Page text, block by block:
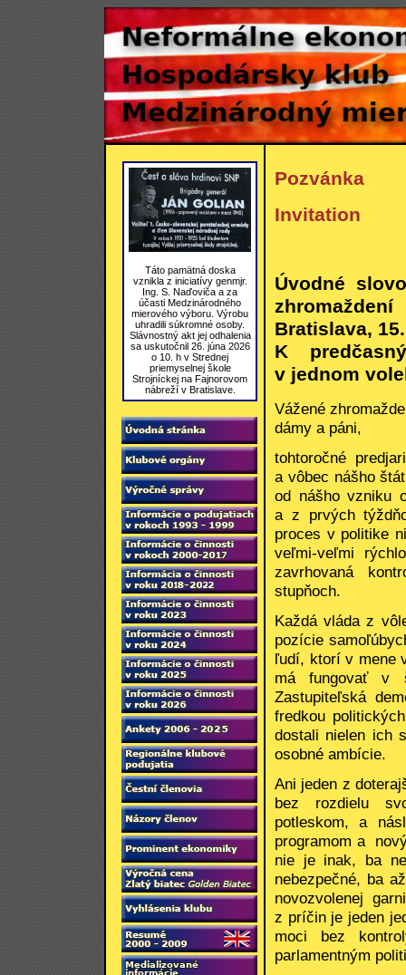
Táto pamätná doska
vznikla z iniciatívy genmjr.
Ing. S. Naďoviča a za
účasti Medzinárodného
mierového výboru. Výrobu
uhradili súkromné osoby.
Slávnostný akt jej odhalenia
sa uskutočnil 26. júna 2026
o 10. h v Strednej
priemyselnej škole
Strojníckej na Fajnorovom
nábreží v Bratislave.
Pozvánka
Invitation
Úvodné
Bratislava,
K
v jednom
Vážené
dámy a páni,
tohtoročné
a vôbec nášho
od nášho vzniku
a z prvých
proces v politike
veľmi-veľmi
zavrhovaná
stupňoch.
Každá vláda z
pozície
ľudí, ktorí v mene
má fungovať v
Zastupiteľská
fredkou
dostali nielen ich
osobné ambície.
Ani jeden z
bez rozdielu
potleskom, a
programom a
nie je inak, ba
nebezpečné, ba
novozvolenej
z príčin je jeden
moci bez
parlamentným